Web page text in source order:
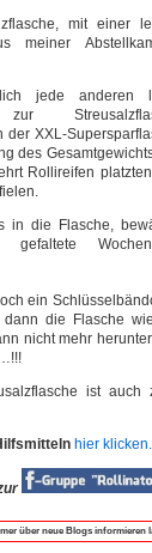
mit einer
meiner
jede anderen
zur
XXL-
des
Rollireifen
in die Flasche,
ein
die Flasche
nicht mehr herunter
ist
hier klicken.
über neue Blogs informieren